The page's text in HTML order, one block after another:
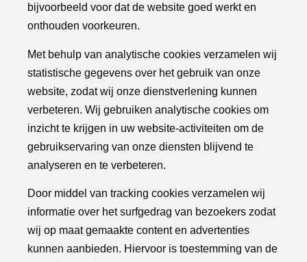
bijvoorbeeld voor dat de website goed werkt en
onthouden voorkeuren.
Met behulp van analytische cookies verzamelen wij
statistische gegevens over het gebruik van onze
website, zodat wij onze dienstverlening kunnen
verbeteren. Wij gebruiken analytische cookies om
inzicht te krijgen in uw website-activiteiten om de
gebruikservaring van onze diensten blijvend te
analyseren en te verbeteren.
Door middel van tracking cookies verzamelen wij
informatie over het surfgedrag van bezoekers zodat
wij op maat gemaakte content en advertenties
kunnen aanbieden. Hiervoor is toestemming van de